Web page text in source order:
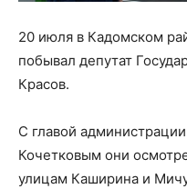
20 июля в Кадомском
побывал депутат
Красов.
С главой
Кочетковым они
улицам Каширина и